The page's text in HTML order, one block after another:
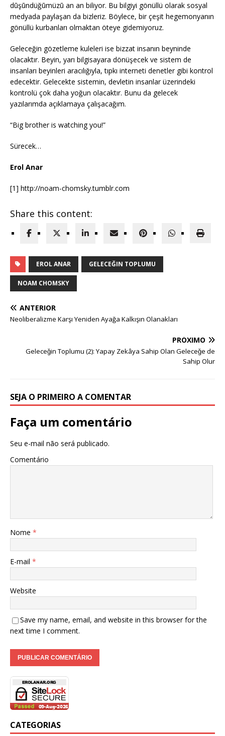
dūşūndüğūmüzū an an biliyor. Bu bilgiyi gönüllü olarak sosyal
medyada paylaşan da bizleriz. Böylece, bir çeşit hegemonyanın
gönüllü kurbanları olmaktan öteye gidemiyoruz.
Geleceğin gözetleme kuleleri ise bizzat insanın beyninde
olacaktır. Beyin, yarı bilgisayara dönüşecek ve sistem de
insanları beyinleri aracılığıyla, tıpkı interneti denetler gibi kontrol
edecektir. Gelecekte sistemin, devletin insanlar üzerindeki
kontrolü çok daha yoğun olacaktır. Bunu da gelecek
yazılarımda açıklamaya çalışacağım.
“Big brother is watching you!”
Sürecek…
Erol Anar
[1] http://noam-chomsky.tumblr.com
Share this content:
EROL ANAR GELECEĞIN TOPLUMU
NOAM CHOMSKY
ANTERIOR
Neoliberalizme Karşı Yeniden Ayağa Kalkışın Olanakları
PRÓXIMO
Geleceǧin Toplumu (2): Yapay Zekâya Sahip Olan Geleceǧe de
Sahip Olur
SEJA O PRIMEIRO A COMENTAR
Faça um comentário
Seu e-mail não será publicado.
Comentário
Nome *
E-mail *
Website
Save my name, email, and website in this browser for the
next time I comment.
CATEGORIAS